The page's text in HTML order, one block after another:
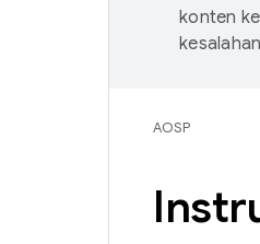
konten
AOSP